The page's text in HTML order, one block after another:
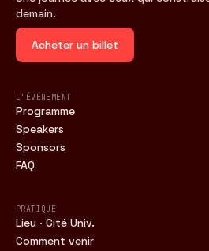
demain.
Acheter un billet
L'ÉVÉNEMENT
Programme
Speakers
Sponsors
FAQ
PRATIQUE
Lieu · Cité Univ.
Comment venir